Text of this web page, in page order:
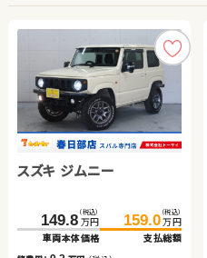
スズキ ジムニー
149.8 （税込）
万円
車両本体価格
159.0 （税込）
万円
支払総額
ホンダ Ｎ ＢＯＸ
125.0 （税込）
万円
車両本体価格
135.9 （税込）
万円
支払総額
トヨタ ヴェルファイア ハ
885.0 （税込）
万円
車両本体価格
899.7 （税込）
万円
支払総額
トヨタ アルファード ハイ
395.8 （税込）
万円
車両本体価格
399.8 （税込）
万円
支払総額